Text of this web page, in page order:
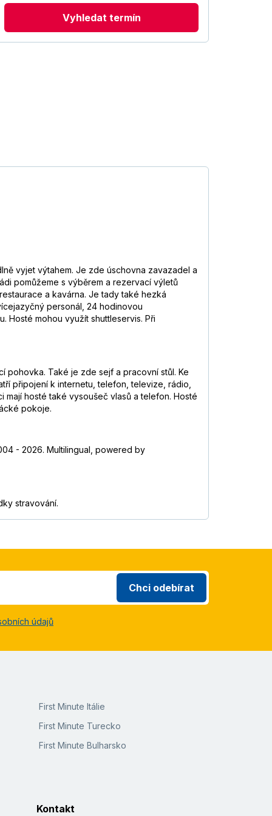
Vyhledat termín
vyjet výtahem. Je zde úschovna zavazadel a
pomůžeme s výběrem a rezervací výletů
a kavárna. Je tady také hezká
personál, 24 hodinovou
Hosté mohou využít shuttleservis. Při
pohovka. Také je zde sejf a pracovní stůl. Ke
připojení k internetu, telefon, televize, rádio,
hosté také vysoušeč vlasů a telefon. Hosté
pokoje.
- 2026. Multilingual, powered by
stravování.
Chci odebírat
údajů
First Minute Itálie
First Minute Turecko
First Minute Bulharsko
Kontakt